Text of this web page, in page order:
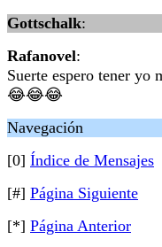
Gottschalk:
Rafanovel:
Suerte espero tener yo
😂😂😂
Navegación
[0] Índice de Mensajes
[#] Página Siguiente
[*] Página Anterior